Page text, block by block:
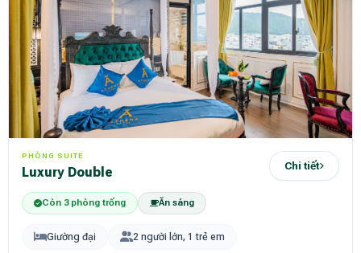
PHÒNG SUITE
Luxury Double Chi tiết
Còn 3 phòng trống Ăn sáng
Giường đại 2 người lớn, 1 trẻ em